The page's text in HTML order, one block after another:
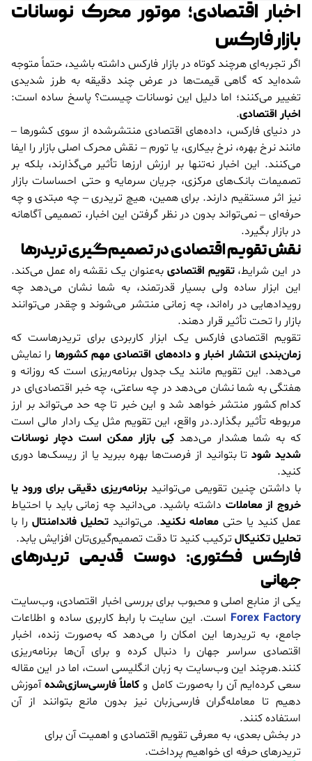
اخبار اقتصادی؛ موتور محرک نوسانات
بازار فارکس
اگر تجربه‌ای هرچند کوتاه در بازار فارکس داشته باشید، حتماً متوجه
شده‌اید که گاهی قیمت‌ها در عرض چند دقیقه به طرز شدیدی
تغییر می‌کنند؛ اما دلیل این نوسانات چیست؟ پاسخ ساده است:
اخبار اقتصادی.
در دنیای فارکس، داده‌های اقتصادی منتشرشده از سوی کشورها –
مانند نرخ بهره، نرخ بیکاری، یا تورم – نقش محرک اصلی بازار را ایفا
می‌کنند. این اخبار نه‌تنها بر ارزش ارزها تأثیر می‌گذارند، بلکه بر
تصمیمات بانک‌های مرکزی، جریان سرمایه و حتی احساسات بازار
نیز اثر مستقیم دارند. برای همین، هیچ تریدری – چه مبتدی و چه
حرفه‌ای – نمی‌تواند بدون در نظر گرفتن این اخبار، تصمیمی آگاهانه
در بازار بگیرد.
نقش تقویم اقتصادی در تصمیم‌گیری تریدرها
در این شرایط، تقویم اقتصادیبه‌عنوان یک نقشه راه عمل می‌کند.
این ابزار ساده ولی بسیار قدرتمند، به شما نشان می‌دهد چه
رویدادهایی در راه‌اند، چه زمانی منتشر می‌شوند و چقدر می‌توانند
بازار را تحت تأثیر قرار دهند.
تقویم اقتصادی فارکس یک ابزار کاربردی برای تریدرهاست که
زمان‌بندی انتشار اخبار و داده‌های اقتصادی مهم کشورهارا نمایش
می‌دهد. این تقویم مانند یک جدول برنامه‌ریزی است که روزانه و
هفتگی به شما نشان می‌دهد در چه ساعتی، چه خبر اقتصادی‌ای در
کدام کشور منتشر خواهد شد و این خبر تا چه حد می‌تواند بر ارز
مربوطه تأثیر بگذارد.در واقع، این تقویم مثل یک رادار مالی است
که به شما هشدار می‌دهد کِی بازار ممکن است دچار نوسانات
شدید شودتا بتوانید از فرصت‌ها بهره ببرید یا از ریسک‌ها دوری
کنید.
با داشتن چنین تقویمی می‌توانید برنامه‌ریزی دقیقی برای ورود یا
خروج از معاملاتداشته باشید. می‌دانید چه زمانی باید با احتیاط
عمل کنید یا حتی معامله نکنید. می‌توانید تحلیل فاندامنتال را با
تحلیل تکنیکالترکیب کنید تا دقت تصمیم‌گیری‌تان افزایش یابد.
فارکس فکتوری: دوست قدیمی تریدرهای
جهانی
یکی از منابع اصلی و محبوب برای بررسی اخبار اقتصادی، وب‌سایت
Forex Factoryاست. این سایت با رابط کاربری ساده و اطلاعات
جامع، به تریدرها این امکان را می‌دهد که به‌صورت زنده، اخبار
اقتصادی سراسر جهان را دنبال کرده و برای آن‌ها برنامه‌ریزی
کنند.هرچند این وب‌سایت به زبان انگلیسی است، اما در این مقاله
سعی کرده‌ایم آن را به‌صورت کامل و کاملاً فارسی‌سازی‌شدهآموزش
دهیم تا معامله‌گران فارسی‌زبان نیز بدون مانع بتوانند از آن
استفاده کنند.
در بخش بعدی، به معرفی تقویم اقتصادی و اهمیت آن برای
تریدرهای حرفه ای خواهیم پرداخت.